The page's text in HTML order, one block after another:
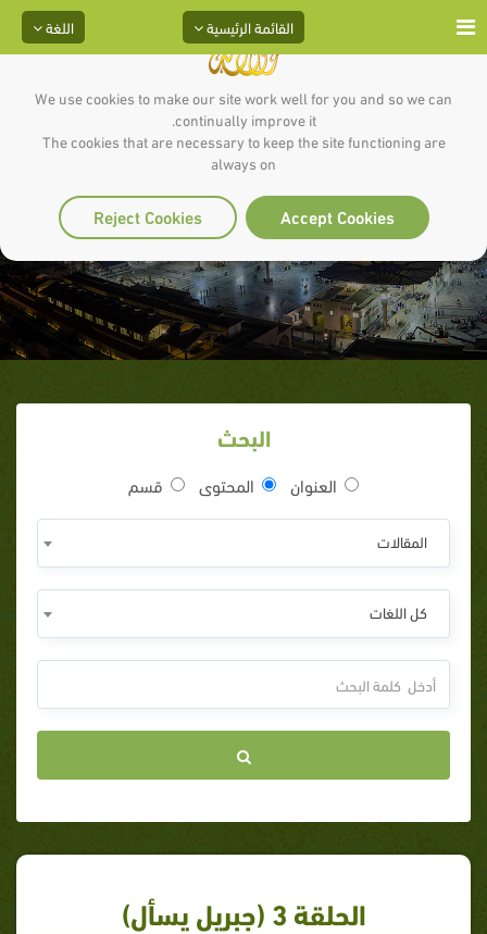
We use cookies to make our site work well for you and so we can
continually improve it.
The cookies that are necessary to keep the site functioning are
always on
Accept Cookies
Reject Cookies
اللغة القائمة الرئيسية
الحلقة 3 (جبريل يسأل)
البحث
العنوان المحتوى قسم
المقالات
كل اللغات
الحلقة 3 (جبريل يسأل)